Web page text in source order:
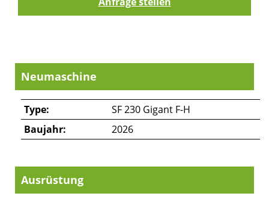
Neumaschine
Type:
SF 230 Gigant F-H
Baujahr:
2026
Ausrüstung